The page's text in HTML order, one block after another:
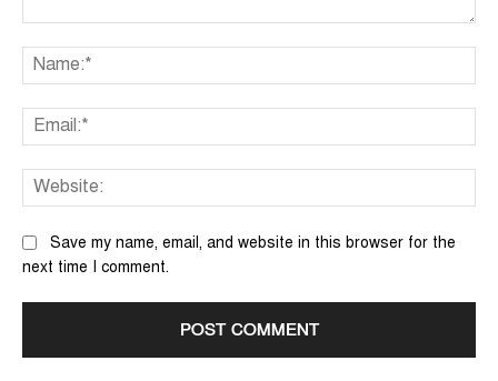
Save my name, email, and website in this browser for the
next time I comment.